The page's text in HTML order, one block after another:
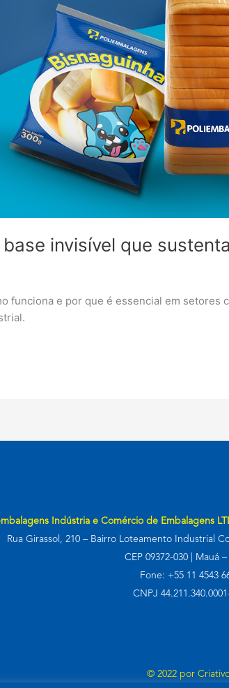
invisível que
funciona e por que é essencial em
Indústria e Comércio de Embalagens
Rua Girassol, 210 – Bairro Loteamento Industrial
CEP 09372-030 | Mauá –
Fone: +55 11 4543
CNPJ
© 2022 por